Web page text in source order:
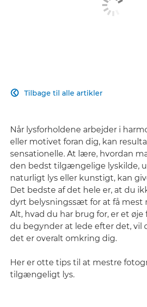
Tilbage til alle artikler

Når lysforholdene arbejder i
eller motivet foran dig, kan
sensationelle. At lære, hvordan
den bedst tilgængelige lyskilde,
naturligt lys eller kunstigt, kan
Det bedste af det hele er, at du
dyrt belysningssæt for at få mest
Alt, hvad du har brug for, er et øje
du begynder at lede efter det, vil
det er overalt omkring dig.
Her er otte tips til at mestre
tilgængeligt lys.